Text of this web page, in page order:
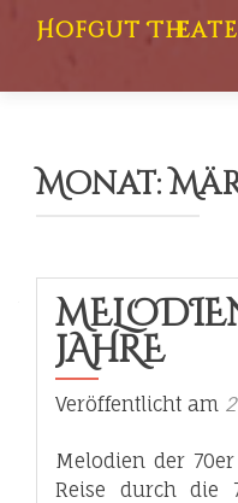
Hofgut
Monat:
JAHRE
Veröffentlicht am
Melodien der
Reise durch die